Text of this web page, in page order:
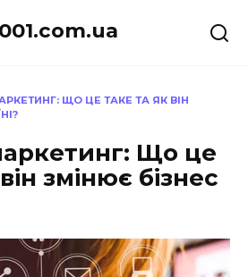
ЩО ЦЕ ТАКЕ ТА ЯК ВІН
Що це
змінює бізнес